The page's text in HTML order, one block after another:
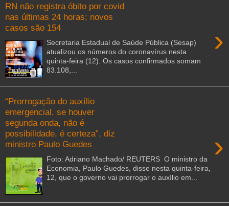
RN não registra óbito por covid
nas últimas 24 horas; novos
casos são 154
›
Secretaria Estadual de Saúde Pública (Sesap)
atualizou os números do coronavírus nesta
quinta-feira (12). Os casos confirmados somam
83.108,...
“Prorrogação do auxílio
emergencial, se houver
segunda onda, não é
possibilidade, é certeza”, diz
ministro Paulo Guedes
›
Foto: Adriano Machado/ REUTERS O ministro da
Economia, Paulo Guedes, disse nesta quinta-feira,
12, que o governo vai prorrogar o auxílio em...